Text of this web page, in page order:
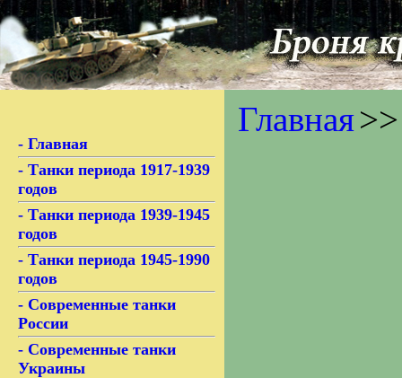
- Главная
- Танки периода 1917-1939
годов
- Танки периода 1939-1945
годов
- Танки периода 1945-1990
годов
- Современные танки
России
- Современные танки
Украины
Главная>>